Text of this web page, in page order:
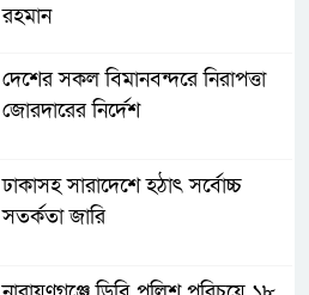
রহমান
দেশের সকল বিমানবন্দরে নিরাপত্তা
জোরদারের নির্দেশ
ঢাকাসহ সারাদেশে হঠাৎ সর্বোচ্চ
সতর্কতা জা‌রি